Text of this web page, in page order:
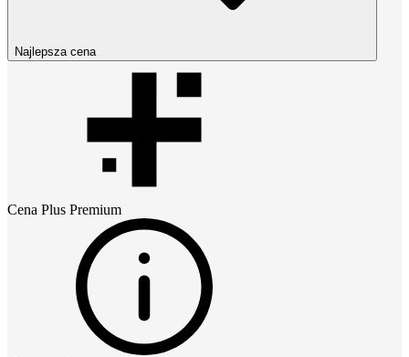
Najlepsza cena
Cena Plus Premium